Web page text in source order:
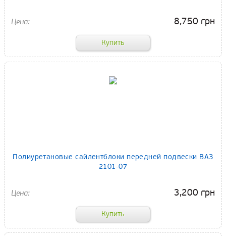
8,750 грн
Полиуретановые сайлентблоки передней подвески ВАЗ
2101-07
3,200 грн